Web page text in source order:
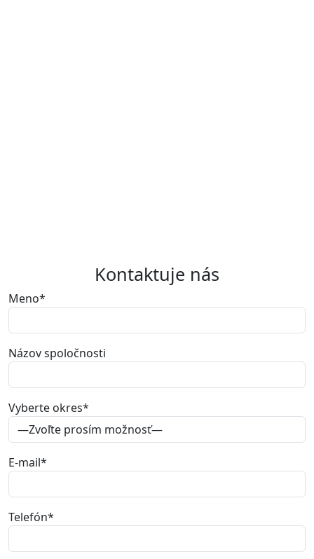
Kontaktuje nás
Meno*
Názov spoločnosti
Vyberte okres*
E-mail*
Telefón*